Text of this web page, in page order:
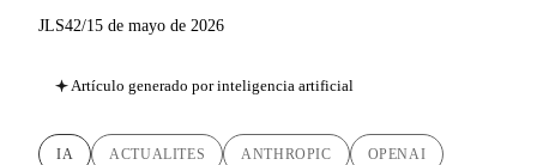
JLS42/15 de mayo de 2026
Artículo generado por inteligencia artificial
IA ACTUALITES ANTHROPIC OPENAI